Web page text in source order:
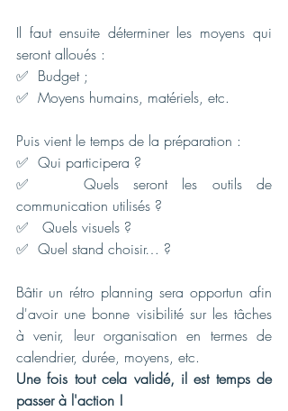
Il faut ensuite déterminer les moyens qui
seront alloués :
✅
  Budget ;
✅
  Moyens humains, matériels, etc.
Puis vient le temps de la préparation :
✅
  Qui participera ?
✅   Quels seront les outils de
communication utilisés ?
✅   Quels visuels ?
✅
  Quel stand choisir… ?
Bâtir un rétro planning sera opportun afin
d'avoir une bonne visibilité sur les tâches
à venir, leur organisation en termes de
calendrier, durée, moyens, etc.
Une fois tout cela validé, il est temps de
passer à l'action !